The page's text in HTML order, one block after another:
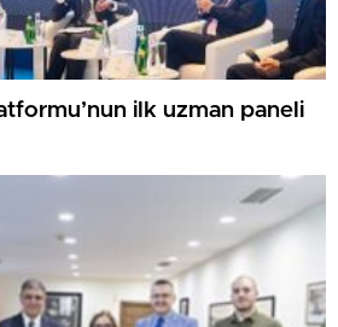
ilk uzman paneli